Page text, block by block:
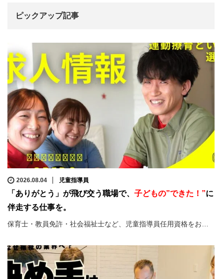
ピックアップ記事
2026.08.04 児童指導員
「ありがとう」が飛び交う職場で、 子どもの”できた！”に
伴走する仕事を。
保育士・教員免許・社会福祉士など、児童指導員任用資格をお…